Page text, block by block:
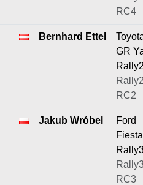
RC4
Bernhard Ettel
GR
RC2
Jakub Wróbel
Ford
Fiesta
RC3